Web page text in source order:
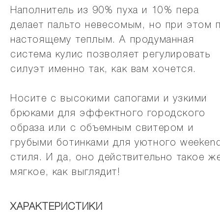
Наполнитель из 90% пуха и 10% пера
делает пальто невесомым, но при этом
настоящему теплым. А продуманная
система кулис позволяет регулировать
силуэт именно так, как вам хочется.
Носите с высокими сапогами и узкими
брюками для эффектного городского
образа или с объемным свитером и
грубыми ботинками для уютного
стиля. И да, оно действительно такое
мягкое, как выглядит!
ХАРАКТЕРИСТИКИ